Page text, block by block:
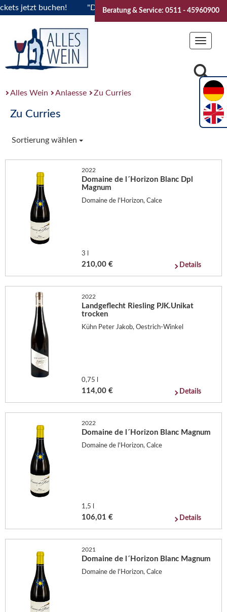
jetzt buchen! "Das Sommerfest 2026" Vive la
Beratung & Service: 0511 - 45960900
Toggle
Alles Wein Anlaesse Zu Curries
Zu Curries
Sortierung wählen
2022
Domaine de l´Horizon Blanc Dpl
Magnum
Domaine de l'Horizon, Calce
3 l
210,00 € Details
2022
Landgeflecht Riesling PJK.Unikat
trocken
Kühn Peter Jakob, Oestrich-Winkel
0,75 l
114,00 € Details
2022
Domaine de l´Horizon Blanc Magnum
Domaine de l'Horizon, Calce
1,5 l
106,01 € Details
2021
Domaine de l´Horizon Blanc Magnum
Domaine de l'Horizon, Calce